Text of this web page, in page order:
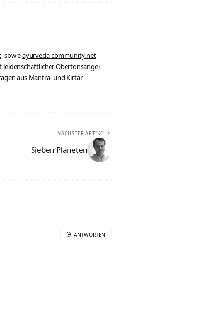
sowieayurveda-community.net
leidenschaftlicher Obertonsänger
aus Mantra- und Kirtan
NÄCHSTER ARTIKEL
Sieben Planeten
ANTWORTEN